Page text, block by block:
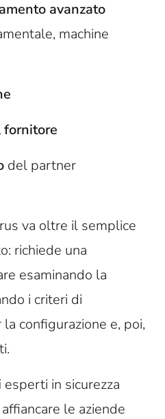
avanzato
machine
fornitore
del partner
va oltre il semplice
richiede una
esaminando la
i criteri di
configurazione e, poi,
esperti in sicurezza
le aziende